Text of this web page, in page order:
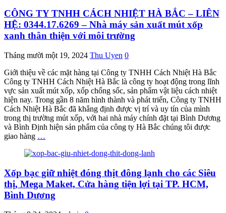
CÔNG TY TNHH CÁCH NHIỆT HÀ BẮC – LIÊN
HỆ: 0344.17.6269 – Nhà máy sản xuất mút xốp
xanh thân thiện với môi trường
Tháng mười một 19, 2024 Thu Uyen 0
Giới thiệu về các mặt hàng tại Công ty TNHH Cách Nhiệt Hà Bắc
Công ty TNHH Cách Nhiệt Hà Bắc là công ty hoạt động trong lĩnh
vực sản xuất mút xốp, xốp chống sốc, sản phẩm vật liệu cách nhiệt
hiện nay. Trong gần 8 năm hình thành và phát triển, Công ty TNHH
Cách Nhiệt Hà Bắc đã khẳng định được vị trí và uy tín của mình
trong thị trường mút xốp, với hai nhà máy chính đặt tại Bình Dương
và Bình Định hiện sản phẩm của công ty Hà Bắc chúng tôi được
giao hàng …
Xốp bạc giữ nhiệt đóng thịt đông lạnh cho các Siêu
thị, Mega Maket, Cửa hàng tiện lợi tại TP. HCM,
Bình Dương